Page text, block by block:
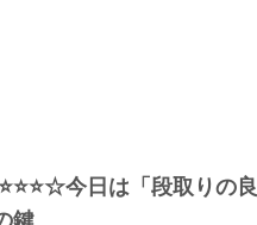
今日は「段取りの良